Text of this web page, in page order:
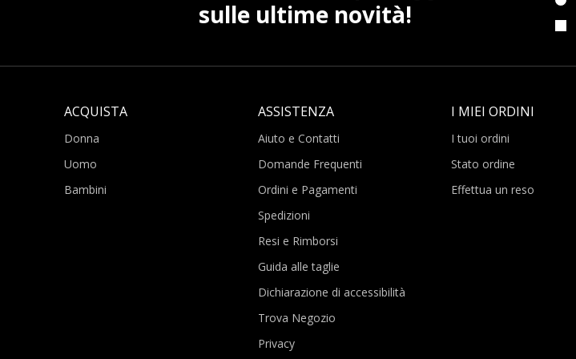
sulle ultime novità!
ACQUISTA
Donna
Uomo
Bambini
ASSISTENZA
Aiuto e Contatti
Domande Frequenti
Ordini e Pagamenti
Spedizioni
Resi e Rimborsi
Guida alle taglie
Dichiarazione di accessibilità
Trova Negozio
Privacy
I MIEI ORDINI
I tuoi ordini
Stato ordine
Effettua un reso